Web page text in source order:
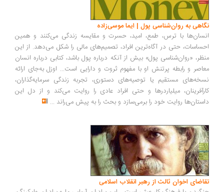
به روان‌شناسی پول | ایما موسی‌زاده
با ترس، طمع، امید، حسرت و مقایسه زندگی می‌کنند و همین
حتی در آگاه‌ترین افراد، تصمیم‌های مالی را شکل می‌دهد. از این
«روان‌شناسی پول» بیش از آنکه درباره پول باشد، کتابی درباره انسان
و رابطه پرتنش او با مفهوم ثروت و دارایی است... اوزل به‌جای ارائه
مستقیم یا توصیه‌های دستوری، تجربه زندگی سرمایه‌گذاران،
میلیاردرها و حتی افراد عادی را روایت می‌کند و از دل این
روایت خود را برمی‌سازد و بحث را به پیش می‌راند ...
اخوان ثالث از رهبر انقلاب اسلامی